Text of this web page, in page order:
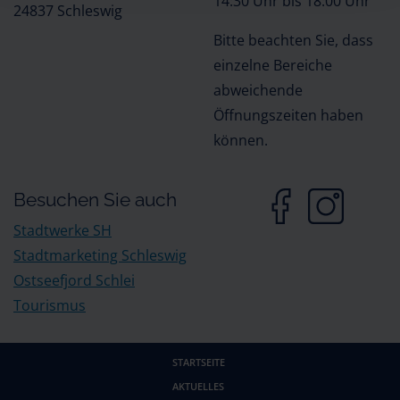
24837 Schleswig
Bitte beachten Sie, dass
einzelne Bereiche
abweichende
Öffnungszeiten haben
können.
Besuchen Sie auch
Stadtwerke SH
Stadtmarketing Schleswig
Ostseefjord Schlei
Tourismus
STARTSEITE
AKTUELLES